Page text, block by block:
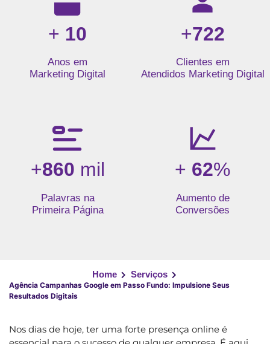
+ 10
Anos em
Marketing Digital
+722
Clientes em
Atendidos Marketing Digital
+860 mil
Palavras na
Primeira Página
+ 62%
Aumento de
Conversões
Home Serviços
Agência Campanhas Google em Passo Fundo: Impulsione Seus
Resultados Digitais
Nos dias de hoje, ter uma forte presença online é